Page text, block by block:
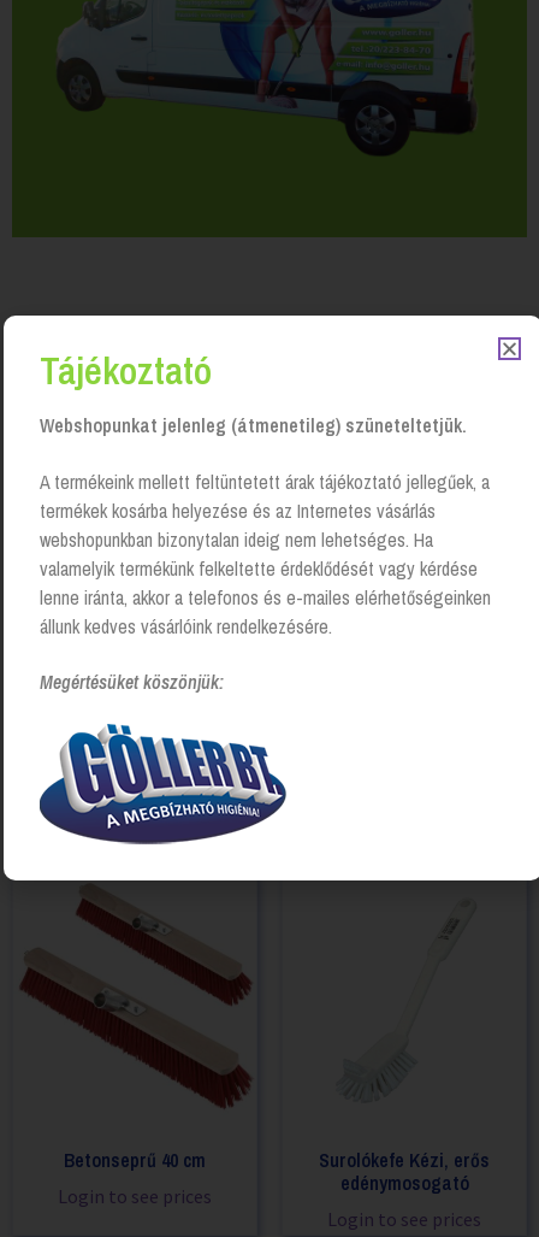
Kapcsolódó Termékek
Súrolókefe Kézi, PBT erős
rövid nyél, fehér
Login to see prices
Betonseprű 40 cm
Login to see prices
Surolókefe Kézi, erős
edénymosogató
Login to see prices
Tájékoztató
Webshopunkat jelenleg (átmenetileg) szüneteltetjük.
A termékeink mellett feltüntetett árak tájékoztató jellegűek, a
termékek kosárba helyezése és az Internetes vásárlás
webshopunkban bizonytalan ideig nem lehetséges. Ha
valamelyik termékünk felkeltette érdeklődését vagy kérdése
lenne iránta, akkor a telefonos és e-mailes elérhetőségeinken
állunk kedves vásárlóink rendelkezésére.
Megértésüket köszönjük: